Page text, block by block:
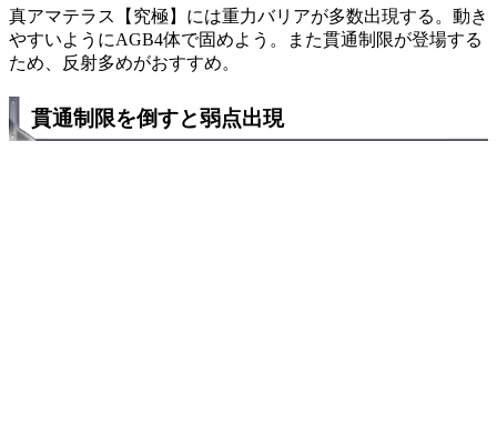
真アマテラス【究極】には重力バリアが多数出現する。動き
やすいようにAGB4体で固めよう。また貫通制限が登場する
ため、反射多めがおすすめ。
貫通制限を倒すと弱点出現